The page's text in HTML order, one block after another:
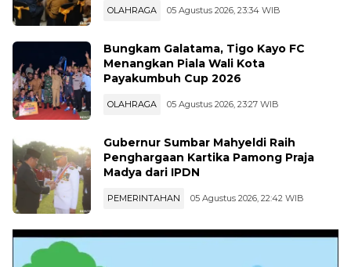
OLAHRAGA 05 Agustus 2026, 23:34 WIB
Bungkam Galatama, Tigo Kayo FC
Menangkan Piala Wali Kota
Payakumbuh Cup 2026
OLAHRAGA 05 Agustus 2026, 23:27 WIB
Gubernur Sumbar Mahyeldi Raih
Penghargaan Kartika Pamong Praja
Madya dari IPDN
PEMERINTAHAN 05 Agustus 2026, 22:42 WIB